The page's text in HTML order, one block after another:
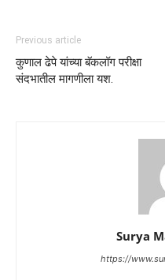
Previous article
कुणाल ढेपे यांच्या बॅकलॉग परीक्षा
संदभातील मागणीला यश.
Surya
https://